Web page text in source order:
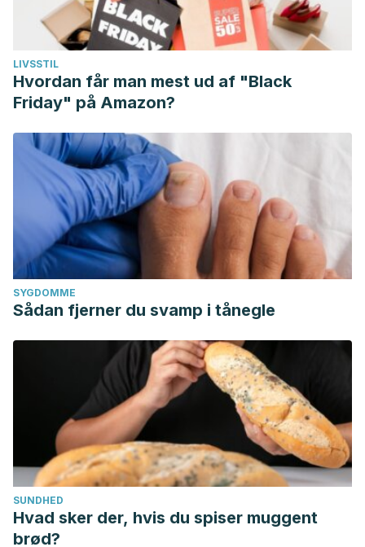
LIVSSTIL
Hvordan får man mest ud af "Black
Friday" på Amazon?
SYGDOMME
Sådan fjerner du svamp i tånegle
SUNDHED
Hvad sker der, hvis du spiser muggent
brød?